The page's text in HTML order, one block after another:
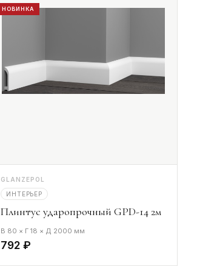
НОВИНКА
GLANZEPOL
ИНТЕРЬЕР
Плинтус ударопрочный GPD-14 2м
В 80 × Г 18 × Д 2000 мм
792 ₽